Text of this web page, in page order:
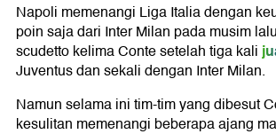
Napoli memenangi Liga Italia dengan
poin saja dari Inter Milan pada musim
scudetto kelima Conte setelah tiga kali
Juventus dan sekali dengan Inter Milan.
Namun selama ini tim-tim yang dibesut
kesulitan memenangi beberapa ajang